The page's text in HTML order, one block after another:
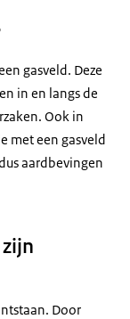
gasveld. Deze
in en langs de
Ook in
met een gasveld
aardbevingen
Door